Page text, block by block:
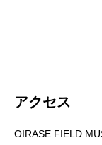
アクセス
OIRASE FIELD